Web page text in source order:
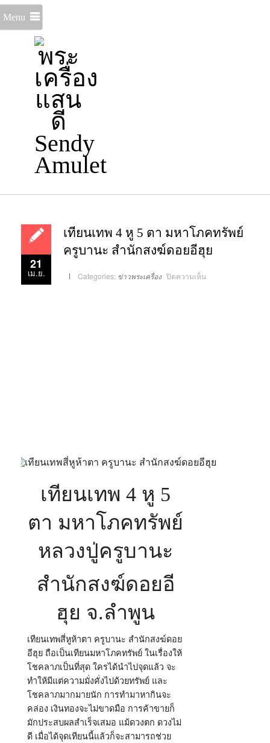
Menu
21
เม.ย.
เทียนเทพ 4 หู 5 ตา มหาโภคทรัพย์
ครูบานะ สำนักสงฆ์ดอยอีฮุย
Categories: ข่าวพระเครื่อง ปิดความเห็นบน
เทียน
เทียนเทพ 4 หู 5
ตา มหาโภคทรัพย์
หลวงปู่ครูบานะ
สำนักสงฆ์ดอยอี
ฮุย จ.ลำพูน
เทียนเทพสี่หูห้าตา ครูบานะ สำนักสงฆ์ดอย
อีฮุย ถือเป็นเทียนมหาโภคทรัพย์ ในเรื่องให้
โชคลาภเป็นที่สุด ใครได้นำไปจุดแล้ว จะ
ทำให้มีแต่ความมั่งคั่งไปด้วยทรัพย์ และ
โชคลาภมากมายนัก การทำมาหากินจะ
คล่อง เงินทองจะไม่ขาดมือ การค้าขายก็
มักประสบผลสำเร็จเสมอ แม้ดวงตก ดวงไม่
ดี เมื่อได้จุดเทียนนี้แล้วก็จะสามารถช่วย